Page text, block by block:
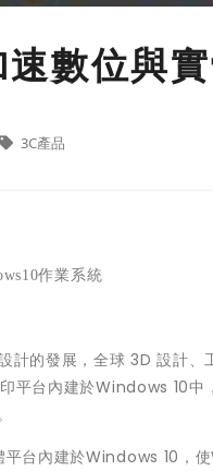
數位與
3C產品
作業系統
計的發展，全球 3D 設計
平台內建於Windows 10
平台內建於Windows 10，